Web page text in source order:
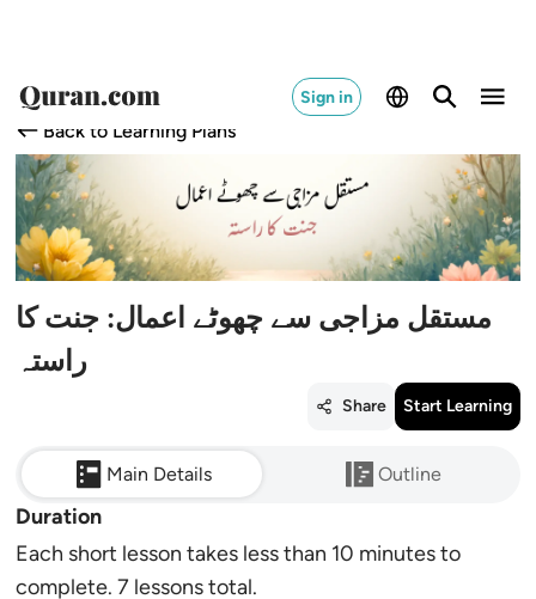
Sign in
Back to Learning Plans
مستقل مزاجی سے چھوٹے اعمال: جنت کا
راستہ
Share Start Learning
Main Details Outline
Duration
Each short lesson takes less than 10 minutes to
complete. 7 lessons total.